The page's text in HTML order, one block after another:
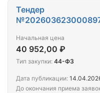
Тендер
Начальная цена
40 952,00 ₽
Тип закупки: 44-ФЗ
Дата публикации:
До окончания приема